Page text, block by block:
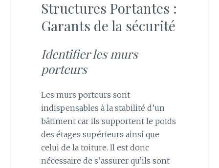
Structures Portantes :
Garants de la sécurité
Identifier les murs
porteurs
Les murs porteurs sont
indispensables à la stabilité d’un
bâtiment car ils supportent le poids
des étages supérieurs ainsi que
celui de la toiture. Il est donc
nécessaire de s’assurer qu’ils sont